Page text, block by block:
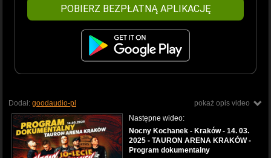
POBIERZ BEZPŁATNĄ APLIKACJĘ
pokaż opis video
Dodał: goodaudio-pl
Następne wideo:
Nocny Kochanek - Kraków - 14. 03.
2025 - TAURON ARENA KRAKÓW -
Program dokumentalny